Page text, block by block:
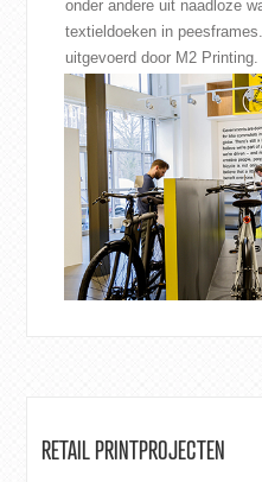
onder andere uit naadloze
textieldoeken in
uitgevoerd door M2
RETAIL PRINTPROJECTEN